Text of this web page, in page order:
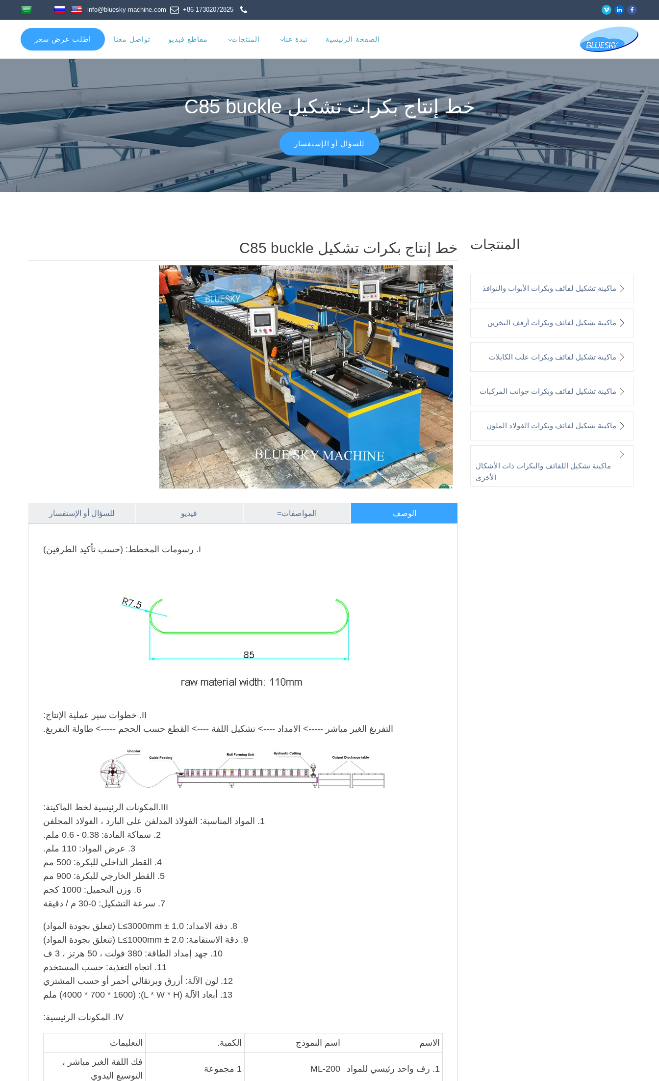
info@bluesky-machine.com
الصفحة الرئيسية نبذة عنا المنتجات مقاطع فيديو تواصل معنا اطلب عرض سعر
خط إنتاج بكرات تشكيل C85 buckle
للسؤال أو الإستفسار
المنتجات
ماكينة تشكيل لفائف وبكرات الأبواب والنوافذ
ماكينة تشكيل لفائف وبكرات أرفف التخزين
ماكينة تشكيل لفائف وبكرات علب الكابلات
ماكينة تشكيل لفائف وبكرات جوانب المركبات
ماكينة تشكيل لفائف وبكرات الفولاذ الملون
ماكينة تشكيل اللفائف والبكرات ذات الأشكال
الأخرى
خط إنتاج بكرات تشكيل C85 buckle
الوصف المواصفات= فيديو للسؤال أو الإستفسار
I. رسومات المخطط: (حسب تأكيد الطرفين)
II. خطوات سير عملية الإنتاج:
التفريغ الغير مباشر -----> الامداد ----> تشكيل اللفة ----> القطع حسب الحجم -----> طاولة التفريغ.
III.المكونات الرئيسية لخط الماكينة:
1. المواد المناسبة: الفولاذ المدلفن على البارد ، الفولاذ المجلفن
2. سماكة المادة: 0.38 - 0.6 ملم.
3. عرض المواد: 110 ملم.
4. القطر الداخلي للبكرة: 500 مم
5. القطر الخارجي للبكرة: 900 مم
6. وزن التحميل: 1000 كجم
7. سرعة التشكيل: 0-30 م / دقيقة
8. دقة الامداد: L≤3000mm ± 1.0 (تتعلق بجودة المواد)
9. دقة الاستقامة: L≤1000mm ± 2.0 (تتعلق بجودة المواد)
10. جهد إمداد الطاقة: 380 فولت ، 50 هرتز ، 3 ف
11. اتجاه التغذية: حسب المستخدم
12. لون الآلة: أزرق وبرتقالي أحمر أو حسب المشتري
13. أبعاد الآلة (L * W * H): (4000 * 700 * 1600) ملم
IV. المكونات الرئيسية:
الاسم اسم النموذج الكمية. التعليمات
1. رف واحد رئيسي للمواد ML-200 1 مجموعة
فك اللفة الغير مباشر ،
التوسيع اليدوي